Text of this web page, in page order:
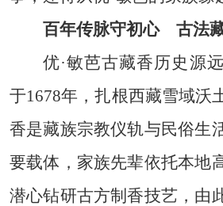
百年传脉守初心 古法
优·敏芭古藏香历史源
于1678年，扎根西藏雪域沃
香是藏族宗教仪轨与民俗生
要载体，家族先辈依托本地
潜心钻研古方制香技艺，由